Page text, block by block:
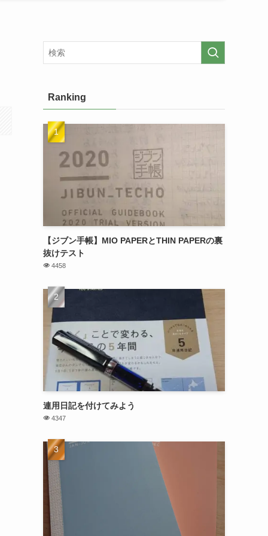
Ranking
【ジブン手帳】MIO PAPERとTHIN PAPERの裏
抜けテスト
4458
連用日記を付けてみよう
4347